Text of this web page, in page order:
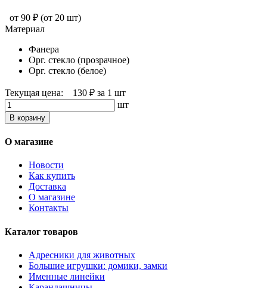
от 90 ₽ (от 20 шт)
Материал
Фанера
Орг. стекло (прозрачное)
Орг. стекло (белое)
Текущая цена: 130 ₽ за 1 шт
шт
В корзину
О магазине
Новости
Как купить
Доставка
О магазине
Контакты
Каталог товаров
Адресники для животных
Большие игрушки: домики, замки
Именные линейки